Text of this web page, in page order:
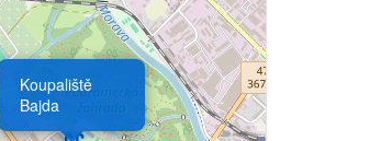
Koupaliště
Bajda